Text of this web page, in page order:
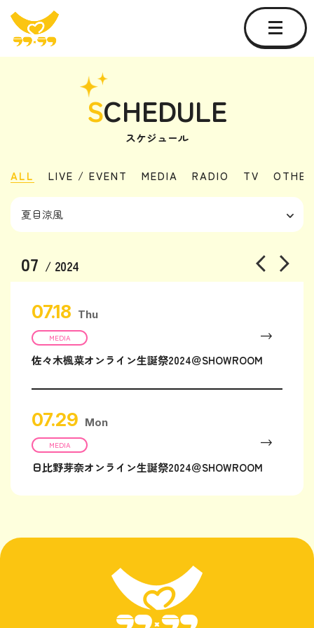
SCHEDULE
スケジュール
ALL LIVE / EVENT MEDIA RADIO TV OTHER
07 / 2024
07.18 Thu
MEDIA
佐々木楓菜オンライン生誕祭2024＠SHOWROOM
07.29 Mon
MEDIA
日比野芽奈オンライン生誕祭2024＠SHOWROOM